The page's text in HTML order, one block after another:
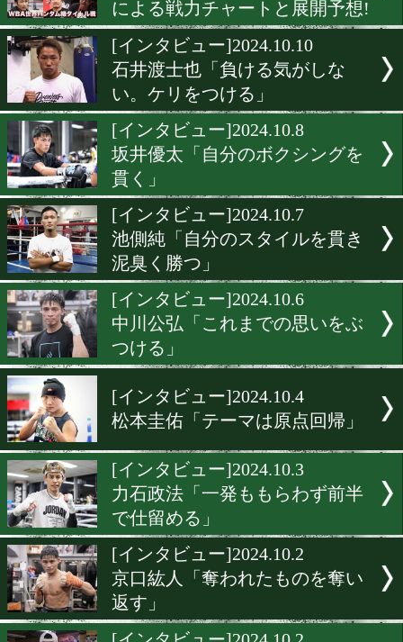
[リングサイドの目
田中恒成(畑中)戦の王者の
[試合感想]2024.10.14
WBA王者ユーリ阿久井政
[予想]2024.10.10
井上拓真vs堤聖也!名トレ
による戦力チャートと展開
[インタビュー]2024.10.10
石井渡士也「負ける気がし
い。ケリをつける」
坂井優太「自分のボクシン
貫く」
[インタビュー]2024.10.7
池側純「自分のスタイルを
泥臭く勝つ」